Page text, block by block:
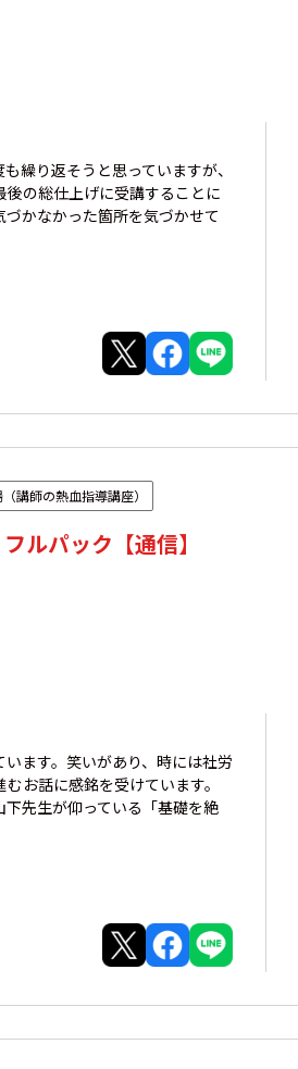
繰り返そうと思っていますが、
の総仕上げに受講することに
かなかった箇所を気づかせて
講師の熱血指導講座）
ルパック【通信】
ます。笑いがあり、時には社労
お話に感銘を受けています。
先生が仰っている「基礎を絶